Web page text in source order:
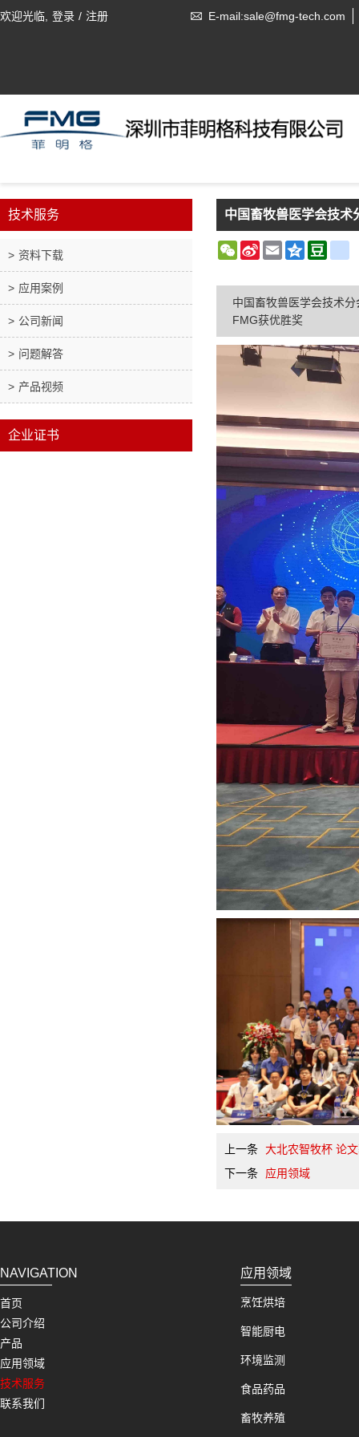
欢迎光临, 登录 / 注册 E-mail:sale@fmg-tech.com
技术服务
资料下载
应用案例
公司新闻
问题解答
产品视频
企业证书
中国畜牧兽医学会技术
WeChat
Sina
Weibo
Email Qzone
中国畜牧兽医学会技术分
FMG获优胜奖
上一条 大北农智牧杯 论
下一条
应用领域
NAVIGATION
首页
公司介绍
产品
应用领域
技术服务
联系我们
应用领域
烹饪烘培
智能厨电
环境监测
食品药品
畜牧养殖